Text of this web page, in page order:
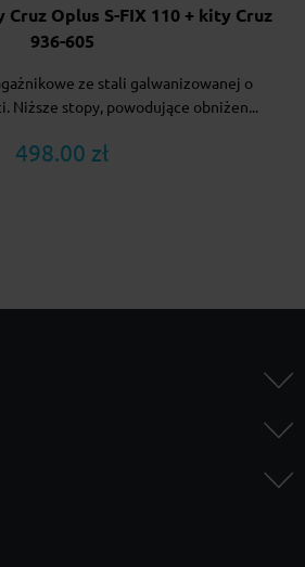
Cruz Oplus S-FIX 110 + kity Cruz
936-605
ze stali galwanizowanej o
Niższe stopy, powodujące obniżen...
498.00 zł